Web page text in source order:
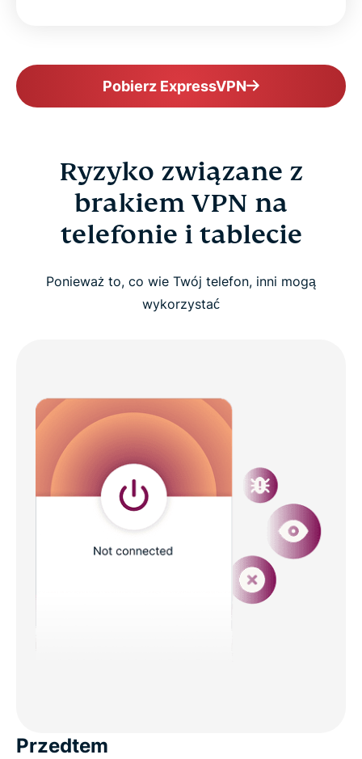
Pobierz ExpressVPN
Ryzyko związane z
brakiem VPN na
telefonie i tablecie
Ponieważ to, co wie Twój telefon, inni mogą
wykorzystać
Przedtem